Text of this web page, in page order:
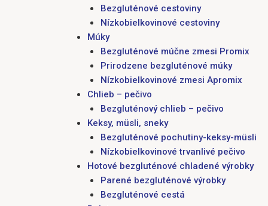
Bezgluténové cestoviny
Nízkobielkovinové cestoviny
Múky
Bezgluténové múčne zmesi Promix
Prirodzene bezgluténové múky
Nízkobielkovinové zmesi Apromix
Chlieb – pečivo
Bezgluténový chlieb – pečivo
Keksy, müsli, sneky
Bezgluténové pochutiny-keksy-müsli
Nízkobielkovinové trvanlivé pečivo
Hotové bezgluténové chladené výrobky
Parené bezgluténové výrobky
Bezgluténové cestá